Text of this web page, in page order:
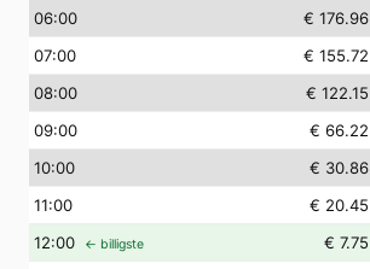
06:00 € 176.96
07:00 € 155.72
08:00 € 122.15
09:00 € 66.22
10:00 € 30.86
11:00 € 20.45
12:00 ← billigste € 7.75